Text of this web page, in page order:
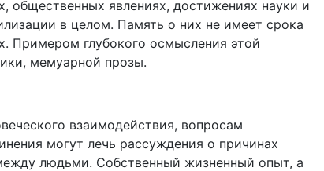
общественных явлениях, достижениях науки и
в целом. Память о них не имеет срока
Примером глубокого осмысления этой
мемуарной прозы.
взаимодействия, вопросам
могут лечь рассуждения о причинах
людьми. Собственный жизненный опыт, а